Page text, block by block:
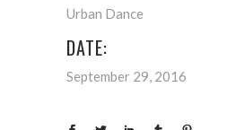
Urban Dance
DATE:
September 29, 2016